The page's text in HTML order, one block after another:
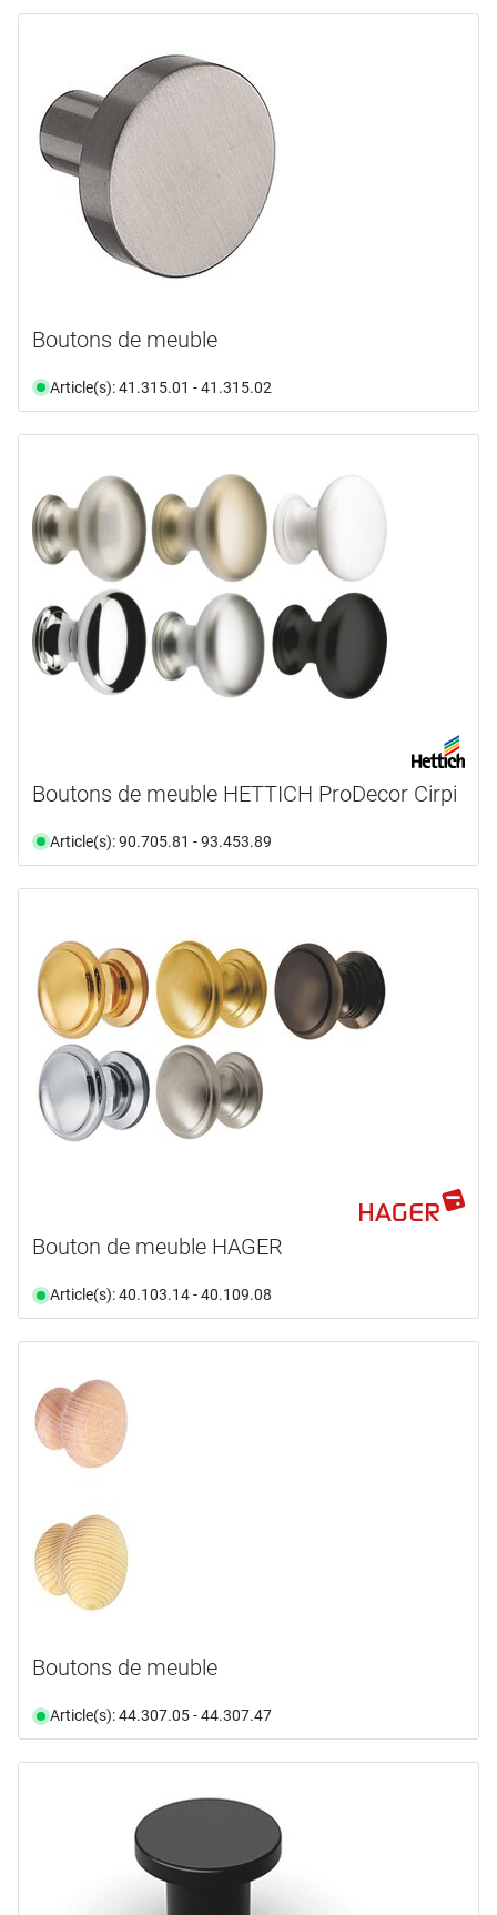
Boutons de meuble
Article(s): 41.315.01 - 41.315.02
Boutons de meuble HETTICH ProDecor Cirpi
Article(s): 90.705.81 - 93.453.89
Bouton de meuble HAGER
Article(s): 40.103.14 - 40.109.08
Boutons de meuble
Article(s): 44.307.05 - 44.307.47